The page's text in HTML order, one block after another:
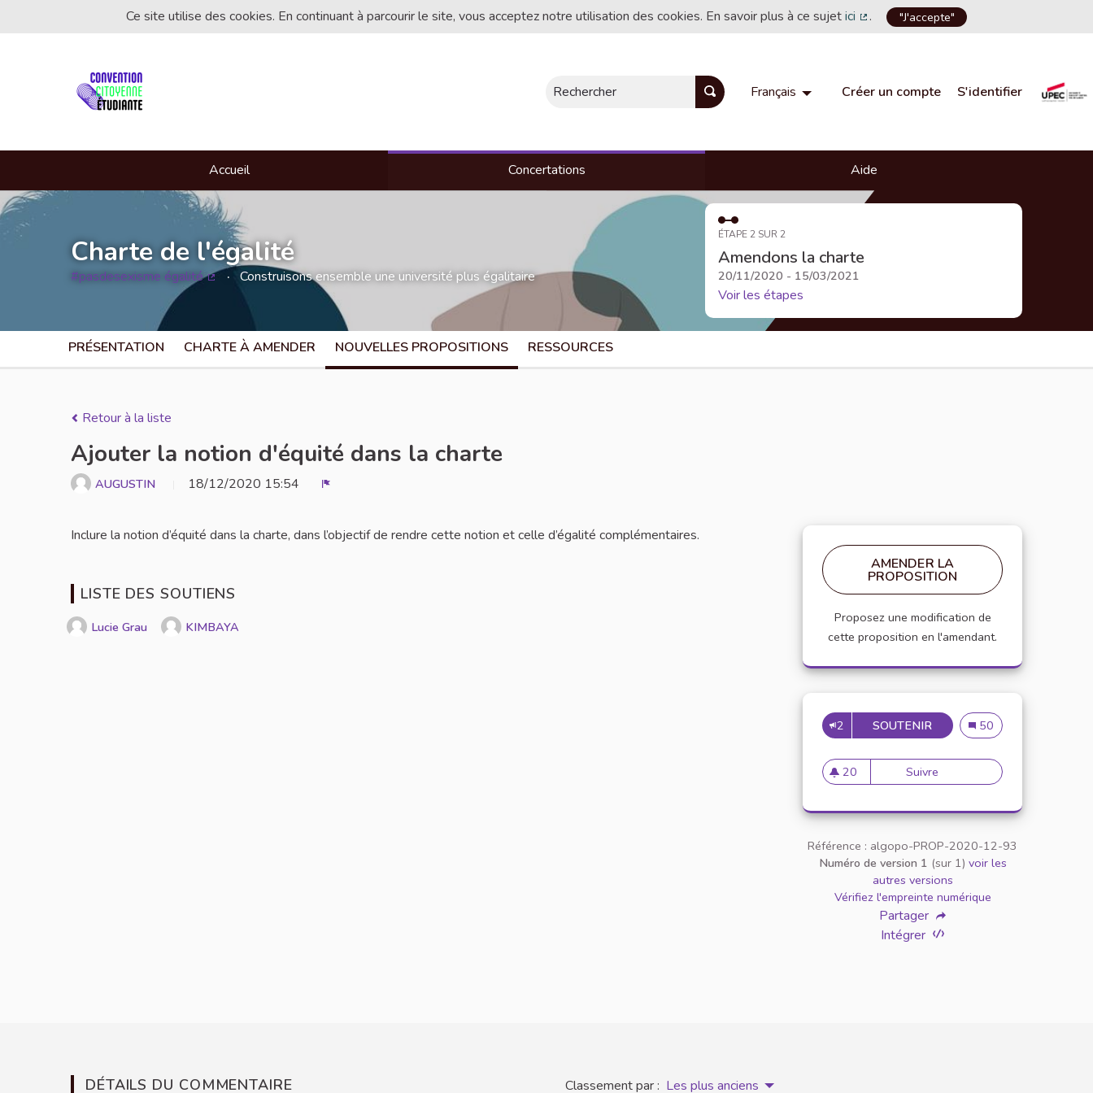
Ce site utilise des cookies. En continuant à parcourir le site, vous acceptez notre utilisation des cookies. En savoir plus à ce sujetici
(Lien externe)
. "J'accepte"
Rechercher Français Choisir la langueChoose language
Créer un compte S'identifier
Accueil Concertations Aide
Charte de l'égalité
#pasdesexisme égalité Construisons ensemble une université plus égalitaire
ÉTAPE 2 SUR 2
Amendons la charte
20/11/2020 - 15/03/2021
Voir les étapes
PRÉSENTATION CHARTE À AMENDER NOUVELLES PROPOSITIONS RESSOURCES
Retour à la liste
Ajouter la notion d'équité dans la charte
AUGUSTIN 18/12/2020 15:54
Inclure la notion d’équité dans la charte, dans l’objectif de rendre cette notion et celle d’égalité complémentaires.
LISTE DES SOUTIENS
Lucie Grau KIMBAYA
AMENDER LA
PROPOSITION
Proposez une modification de
cette proposition en l'amendant.
2 SOUTENIR AJOUTER LA NOTION
Ajouter la notion
50
20
20 abonnés
Suivre Ajouter la notion d'équité
Référence : algopo-PROP-2020-12-93
Numéro de version 1 (sur 1) voir les
autres versions
Vérifiez l'empreinte numérique
Partager
Intégrer
DÉTAILS DU COMMENTAIRE Classement par : Les plus anciens